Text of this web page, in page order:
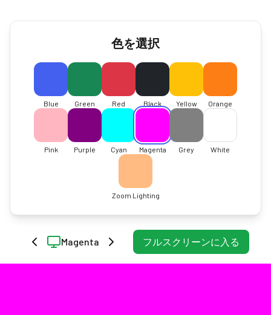
色を選択
Blue Green Red Black Yellow Orange
Pink Purple Cyan Magenta Grey White
Zoom Lighting
Magenta フルスクリーンに入る